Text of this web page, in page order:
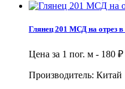
Глянец 201 МСД на отрез в
Цена за 1 пог. м - 180 ₽
Производитель: Китай